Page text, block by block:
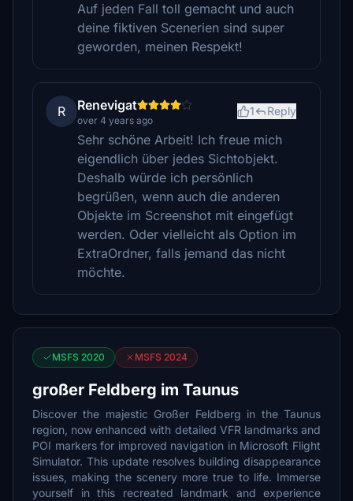
Auf jeden Fall toll gemacht und auch
deine fiktiven Scenerien sind super
geworden, meinen Respekt!
R Renevigat
over 4 years ago
1 Reply
Sehr schöne Arbeit! Ich freue mich
eigendlich über jedes Sichtobjekt.
Deshalb würde ich persönlich
begrüßen, wenn auch die anderen
Objekte im Screenshot mit eingefügt
werden. Oder vielleicht als Option im
ExtraOrdner, falls jemand das nicht
möchte.
MSFS 2020 MSFS 2024
großer Feldberg im Taunus
Discover the majestic Großer Feldberg in the Taunus
region, now enhanced with detailed VFR landmarks and
POI markers for improved navigation in Microsoft Flight
Simulator. This update resolves building disappearance
issues, making the scenery more true to life. Immerse
yourself in this recreated landmark and experience